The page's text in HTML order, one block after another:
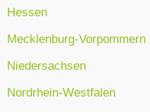
Hessen
Mecklenburg-Vorpommern
Niedersachsen
Nordrhein-Westfalen